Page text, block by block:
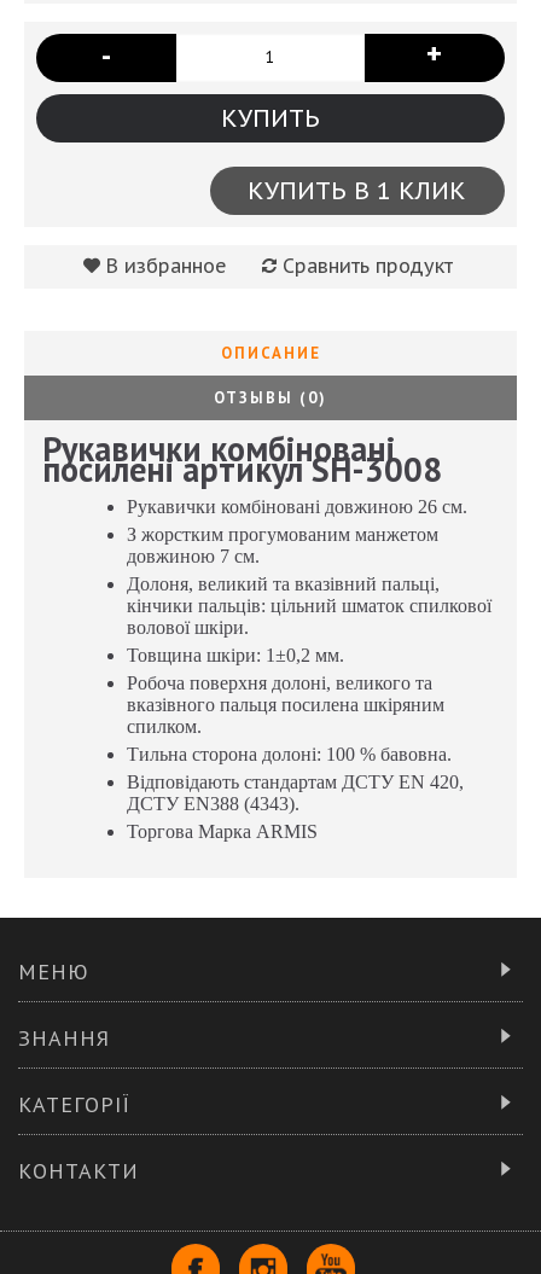
- +
КУПИТЬ
КУПИТЬ В 1 КЛИК
В избранное Сравнить продукт
ОПИСАНИЕ
ОТЗЫВЫ (0)
Рукавички комбіновані
посилені артикул SH-3008
Рукавички комбіновані довжиною 26 см.
З жорстким прогумованим манжетом
довжиною 7 см.
Долоня, великий та вказівний пальці,
кінчики пальців: цільний шматок спилкової
волової шкіри.
Товщина шкіри: 1±0,2 мм.
Робоча поверхня долоні, великого та
вказівного пальця посилена шкіряним
спилком.
Тильна сторона долоні: 100 % бавовна.
Відповідають стандартам ДСТУ EN 420,
ДСТУ EN388 (4343).
Торгова Марка АRМІS
МЕНЮ
ЗНАННЯ
КАТЕГОРІЇ
КОНТАКТИ